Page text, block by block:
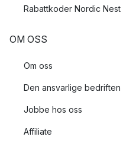
Rabattkoder Nordic Nest
OM OSS
Om oss
Den ansvarlige bedriften
Jobbe hos oss
Affiliate